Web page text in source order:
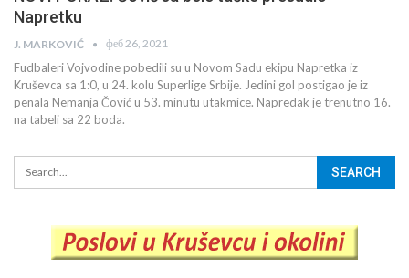
Napretku
J. MARKOVIĆ феб 26, 2021
Fudbaleri Vojvodine pobedili su u Novom Sadu ekipu Napretka iz
Kruševca sa 1:0, u 24. kolu Superlige Srbije. Jedini gol postigao je iz
penala Nemanja Čović u 53. minutu utakmice. Napredak je trenutno 16.
na tabeli sa 22 boda.